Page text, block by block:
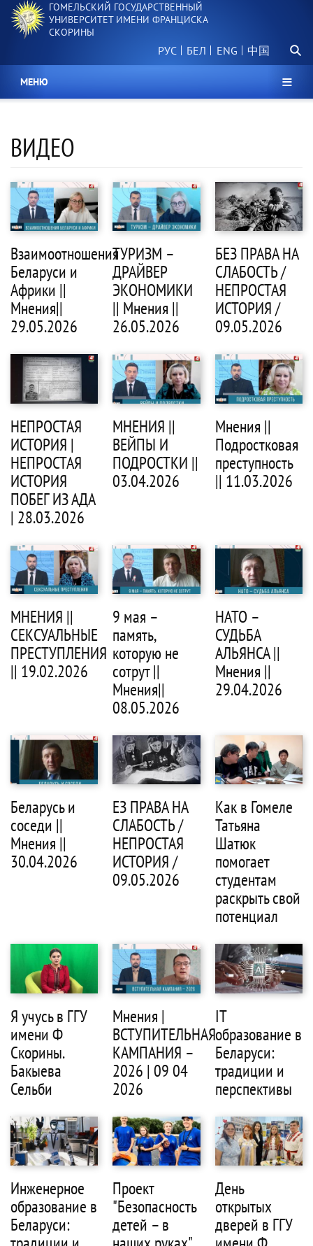
Перейти
основному
ГОМЕЛЬСКИЙ ГОСУДАРСТВЕННЫЙ
УНИВЕРСИТЕТ ИМЕНИ ФРАНЦИСКА
СКОРИНЫ
РУС БЕЛ 中国
МЕНЮ
ВИДЕО
Взаимоотношения
Беларуси и
Африки ||
Мнения||
29.05.2026
ТУРИЗМ –
ДРАЙВЕР
ЭКОНОМИКИ
|| Мнения ||
26.05.2026
БЕЗ ПРАВА НА
СЛАБОСТЬ /
НЕПРОСТАЯ
ИСТОРИЯ /
09.05.2026
НЕПРОСТАЯ
ИСТОРИЯ |
НЕПРОСТАЯ
ИСТОРИЯ
ПОБЕГ ИЗ АДА
| 28.03.2026
МНЕНИЯ ||
ВЕЙПЫ И
ПОДРОСТКИ ||
03.04.2026
Мнения ||
Подростковая
преступность
|| 11.03.2026
МНЕНИЯ ||
СЕКСУАЛЬНЫЕ
ПРЕСТУПЛЕНИЯ
|| 19.02.2026
9 мая –
память,
которую не
сотрут ||
Мнения||
08.05.2026
НАТО –
СУДЬБА
АЛЬЯНСА ||
Мнения ||
29.04.2026
Беларусь и
соседи ||
Мнения ||
30.04.2026
ЕЗ ПРАВА НА
СЛАБОСТЬ /
НЕПРОСТАЯ
ИСТОРИЯ /
09.05.2026
Как в Гомеле
Татьяна
Шатюк
помогает
студентам
раскрыть свой
потенциал
Я учусь в ГГУ
имени Ф
Скорины.
Бакыева
Сельби
Мнения |
ВСТУПИТЕЛЬНАЯ
КАМПАНИЯ –
2026 | 09 04
2026
IT
образование в
Беларуси:
традиции и
перспективы
Инженерное
образование в
Беларуси:
Проект
"Безопасность
детей – в
День
открытых
дверей в ГГУ